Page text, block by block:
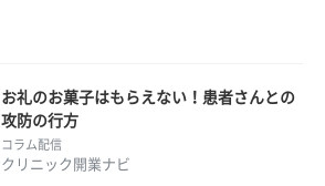
お礼のお菓子はもらえない！患者さんとの
攻防の行方
コラム配信
クリニック開業ナビ